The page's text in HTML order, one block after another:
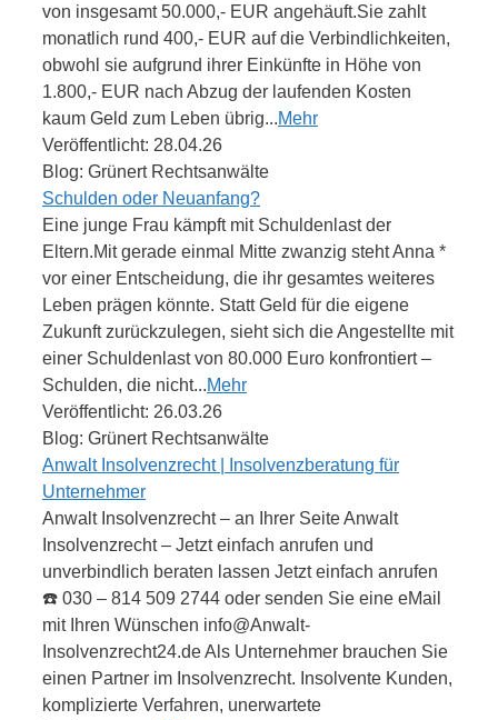
von insgesamt 50.000,- EUR angehäuft.Sie zahlt
monatlich rund 400,- EUR auf die Verbindlichkeiten,
obwohl sie aufgrund ihrer Einkünfte in Höhe von
1.800,- EUR nach Abzug der laufenden Kosten
kaum Geld zum Leben übrig...Mehr
Veröffentlicht: 28.04.26
Blog: Grünert Rechtsanwälte
Schulden oder Neuanfang?
Eine junge Frau kämpft mit Schuldenlast der
Eltern.Mit gerade einmal Mitte zwanzig steht Anna *
vor einer Entscheidung, die ihr gesamtes weiteres
Leben prägen könnte. Statt Geld für die eigene
Zukunft zurückzulegen, sieht sich die Angestellte mit
einer Schuldenlast von 80.000 Euro konfrontiert –
Schulden, die nicht...Mehr
Veröffentlicht: 26.03.26
Blog: Grünert Rechtsanwälte
Anwalt Insolvenzrecht | Insolvenzberatung für
Unternehmer
Anwalt Insolvenzrecht – an Ihrer Seite Anwalt
Insolvenzrecht – Jetzt einfach anrufen und
unverbindlich beraten lassen Jetzt einfach anrufen
☎️ 030 – 814 509 2744 oder senden Sie eine eMail
mit Ihren Wünschen info@Anwalt-
Insolvenzrecht24.de Als Unternehmer brauchen Sie
einen Partner im Insolvenzrecht. Insolvente Kunden,
komplizierte Verfahren, unerwartete